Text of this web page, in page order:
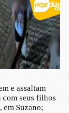
e assaltam
com seus filhos
Suzano;